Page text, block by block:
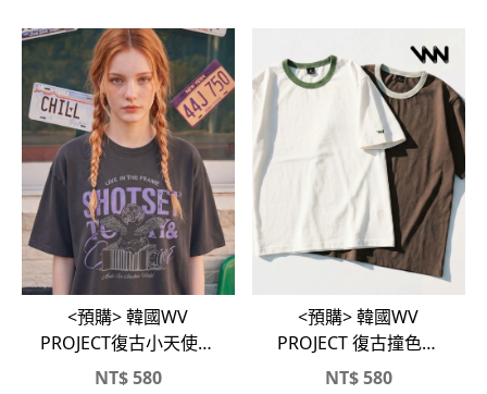
<預購> 韓國WV
PROJECT復古小天使純
棉短T
NT$580
<預購> 韓國WV
PROJECT 復古撞色滾
邊純棉短T
NT$580